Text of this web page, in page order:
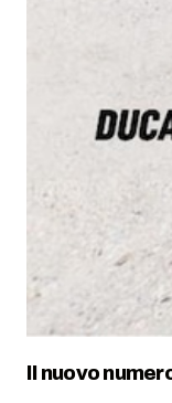
Il nuovo